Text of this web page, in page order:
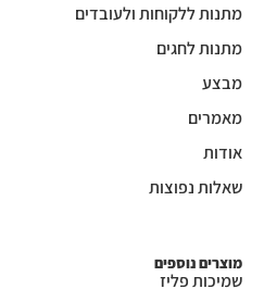
מתנות ללקוחות ולעובדים
מתנות לחגים
מבצע
מאמרים
אודות
שאלות נפוצות
מוצרים נוספים
שמיכות פליז